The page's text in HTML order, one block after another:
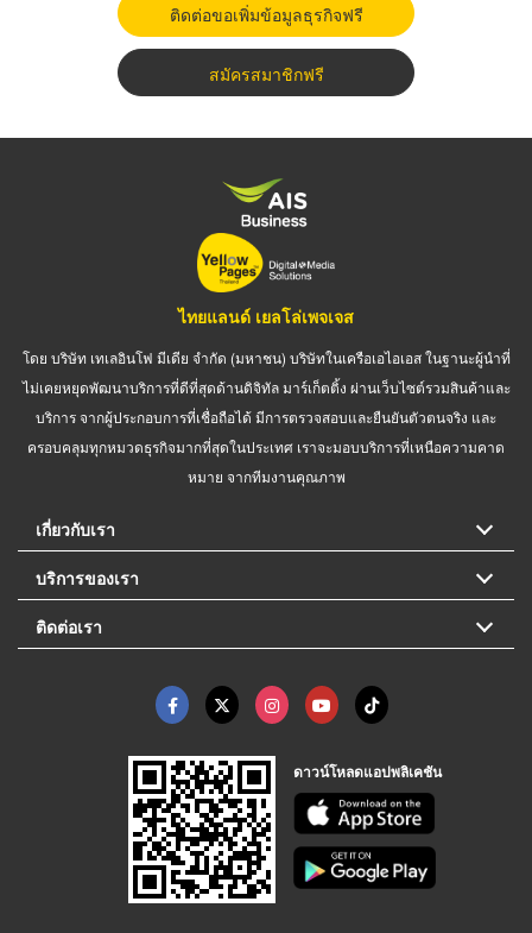
ติดต่อขอเพิ่มข้อมูลธุรกิจฟรี
สมัครสมาชิกฟรี
ไทยแลนด์ เยลโล่เพจเจส
โดย บริษัท เทเลอินโฟ มีเดีย จำกัด (มหาชน) บริษัทในเครือเอไอเอส ในฐานะผู้นำที่
ไม่เคยหยุดพัฒนาบริการที่ดีที่สุดด้านดิจิทัล มาร์เก็ตติ้ง ผ่านเว็บไซต์รวมสินค้าและ
บริการ จากผู้ประกอบการที่เชื่อถือได้ มีการตรวจสอบและยืนยันตัวตนจริง และ
ครอบคลุมทุกหมวดธุรกิจมากที่สุดในประเทศ เราจะมอบบริการที่เหนือความคาด
หมาย จากทีมงานคุณภาพ
เกี่ยวกับเรา
บริการของเรา
ติดต่อเรา
ดาวน์โหลดแอปพลิเคชัน